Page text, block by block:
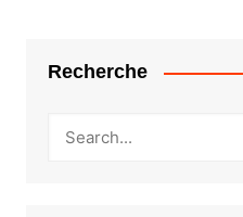
Recherche